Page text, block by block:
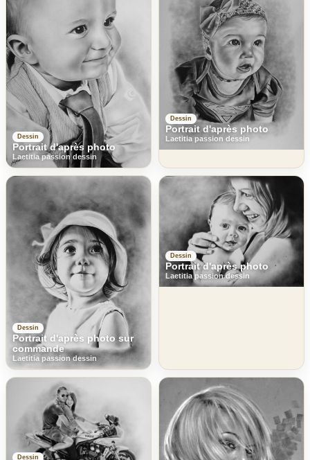
Dessin
Portrait d'après photo
Laetitia passion dessin
Dessin
Portrait d'après photo
Laetitia passion dessin
Dessin
Portrait d'après photo sur
commande
Laetitia passion dessin
Dessin
Portrait d'après photo
Laetitia passion dessin
Dessin